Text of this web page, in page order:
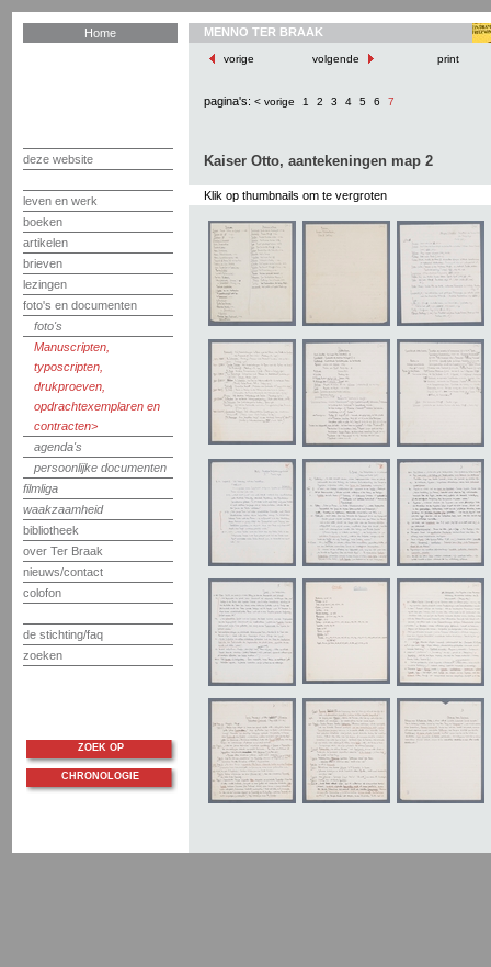
Home
deze website
leven en werk
boeken
artikelen
brieven
lezingen
foto's en documenten
foto's
Manuscripten,
typoscripten,
drukproeven,
opdrachtexemplaren en
contracten
agenda's
persoonlijke documenten
filmliga
waakzaamheid
bibliotheek
over Ter Braak
nieuws/contact
colofon
de stichting/faq
zoeken
MENNO TER BRAAK
vorige volgende print
pagina's: < vorige 1 2 3 4 5 6 7
Kaiser Otto, aantekeningen map 2
Klik op thumbnails om te vergroten
ZOEK OP
CHRONOLOGIE